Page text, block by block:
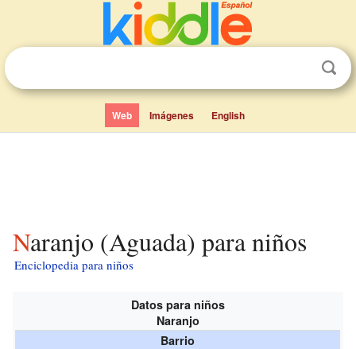
Web Imágenes English
Naranjo (Aguada) para niños
Enciclopedia para niños
Datos para niños
Naranjo
Barrio